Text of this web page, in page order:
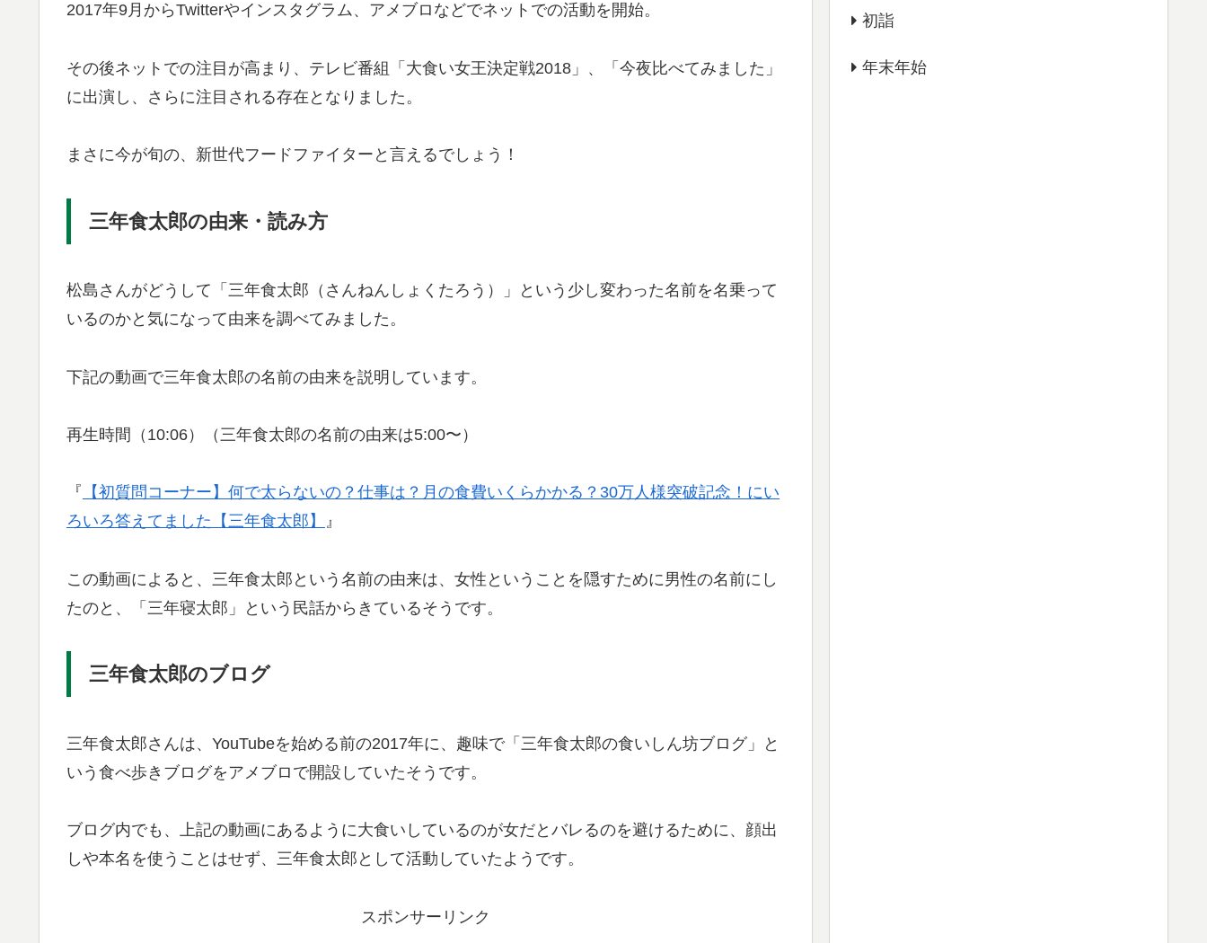
2017年9月からTwitterやインスタグラム、アメブロなどでネットでの活動を開始。
その後ネットでの注目が高まり、テレビ番組「大食い女王決定戦2018」、「今夜比べてみました」
に出演し、さらに注目される存在となりました。
まさに今が旬の、新世代フードファイターと言えるでしょう！
三年食太郎の由来・読み方
松島さんがどうして「三年食太郎（さんねんしょくたろう）」という少し変わった名前を名乗って
いるのかと気になって由来を調べてみました。
下記の動画で三年食太郎の名前の由来を説明しています。
再生時間（10:06）（三年食太郎の名前の由来は5:00〜）
『 【初質問コーナー】何で太らないの？仕事は？月の食費いくらかかる？30万人様突破記念！にい
ろいろ答えてました【三年食太郎】 』
この動画によると、三年食太郎という名前の由来は、女性ということを隠すために男性の名前にし
たのと、「三年寝太郎」という民話からきているそうです。
三年食太郎のブログ
三年食太郎さんは、YouTubeを始める前の2017年に、趣味で「三年食太郎の食いしん坊ブログ」と
いう食べ歩きブログをアメブロで開設していたそうです。
ブログ内でも、上記の動画にあるように大食いしているのが女だとバレるのを避けるために、顔出
しや本名を使うことはせず、三年食太郎として活動していたようです。
スポンサーリンク
初詣
年末年始